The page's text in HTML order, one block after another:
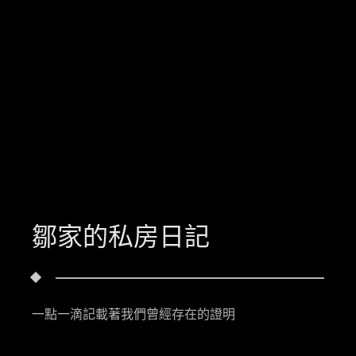
鄒家的私房日記
一點一滴記載著我們曾經存在的證明